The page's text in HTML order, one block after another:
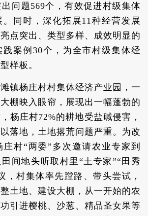
问题569个，有效促进村级集体
同时，深化拓展11种经营发展
点突出、类型多样、成效明显的
案例30个，为全市村级集体经
样板。
镇杨庄村村集体经济产业园，一
棚映入眼帘，展现出一幅蓬勃的
杨庄村72%的耕地受盐碱侵害，
落地，土地撂荒问题严重。为改
村“两委”多次邀请农业专家到
间地头听取村里“土专家”“田秀
，村集体率先蹚路、带头尝试，
土地、建设大棚，从一开始的农
引进樱桃、沙葱、精品圣女果等